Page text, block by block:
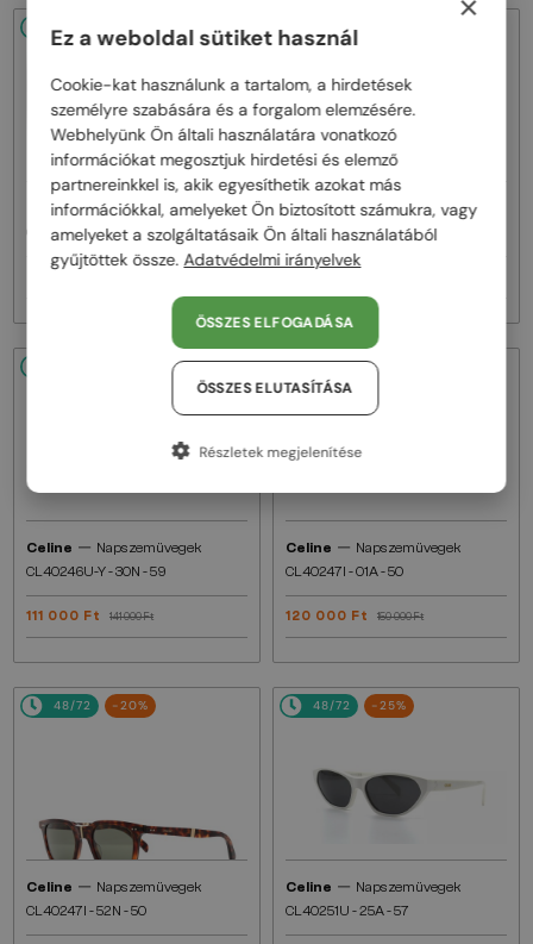
48/72 -20%
Celine—Napszemüvegek
CL40242I - 01B - 53
48/72
Celine— Napszemüvegek
CL40246U-Y - 30H - 61
Celine — Napszemüvegek
CL40246U-Y - 30N - 59
111 000 Ft 141 000 Ft
48/72 -20%
Celine — Napszemüvegek
CL40247I - 01A - 50
120 000 Ft 150 000 Ft
48/72 -20%
Celine — Napszemüvegek
CL40247I - 52N - 50
48/72 -25%
Celine — Napszemüvegek
CL40251U - 25A - 57
Ez a weboldal sütiket használ
Cookie-kat használunk a tartalom, a hirdetések
személyre szabására és a forgalom elemzésére.
Webhelyünk Ön általi használatára vonatkozó
információkat megosztjuk hirdetési és elemző
partnereinkkel is, akik egyesíthetik azokat más
információkkal, amelyeket Ön biztosított számukra, vagy
amelyeket a szolgáltatásaik Ön általi használatából
gyűjtöttek össze.Adatvédelmi irányelvek
ÖSSZES ELFOGADÁSA
ÖSSZES ELUTASÍTÁSA
Részletek megjelenítése